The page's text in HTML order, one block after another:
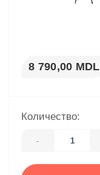
8 790,00 MDL
Количество:
-